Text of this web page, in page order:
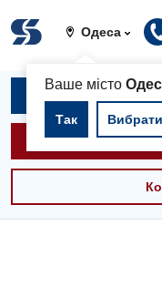
Одеса
Ваше місто
Так